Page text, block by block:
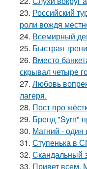
23. Российский
роли вождя
24. Всемирный
25. Быстрая
26. Вместо
скрывал четыре
27. Любовь
лагеря.
28. Пост про
29. Бренд "Syrn"
30. Магний - один
31. Ступенька в
32. Скандальный
33. Привет всем.